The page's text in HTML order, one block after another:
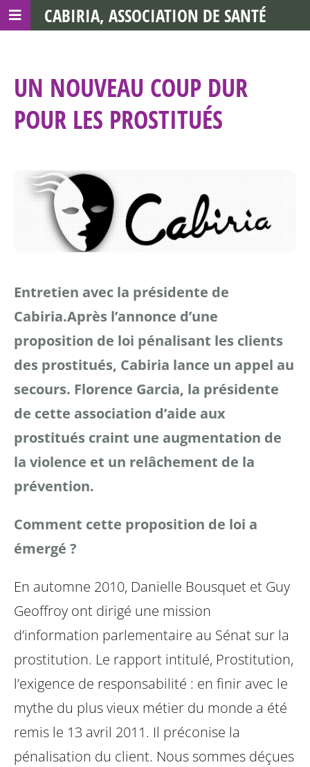
UN NOUVEAU COUP DUR
POUR LES PROSTITUÉS
Entretien avec la présidente de
Cabiria.Après l’annonce d’une
proposition de loi pénalisant les clients
des prostitués, Cabiria lance un appel au
secours. Florence Garcia, la présidente
de cette association d’aide aux
prostitués craint une augmentation de
la violence et un relâchement de la
prévention.
Comment cette proposition de loi a
émergé ?
En automne 2010, Danielle Bousquet et Guy
Geoffroy ont dirigé une mission
d’information parlementaire au Sénat sur la
prostitution. Le rapport intitulé, Prostitution,
l’exigence de responsabilité : en finir avec le
mythe du plus vieux métier du monde a été
remis le 13 avril 2011. Il préconise la
pénalisation du client. Nous sommes déçues
CABIRIA, ASSOCIATION DE SANTÉ